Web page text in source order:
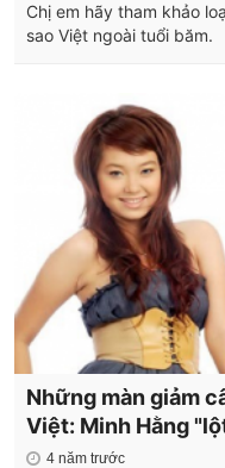
Chị em hãy tham khảo
sao Việt ngoài tuổi băm.
Những màn giảm
Việt: Minh Hằng
4 năm trước